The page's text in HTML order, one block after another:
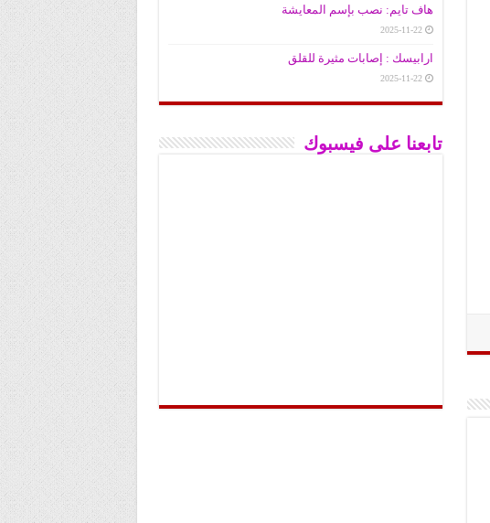
هاف تايم: نصب بإسم المعايشة
2025-11-22
ارابيسك : إصابات مثيرة للقلق
2025-11-22
تابعنا على فيسبوك